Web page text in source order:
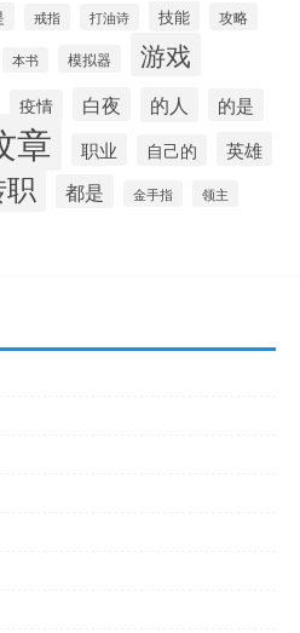
戒指 打油诗 技能 攻略
本书 模拟器 游戏
疫情 白夜 的人 的是
章 职业 自己的 英雄
都是 金手指 领主